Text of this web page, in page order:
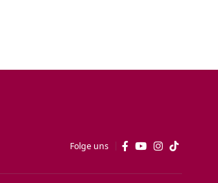
Folge uns